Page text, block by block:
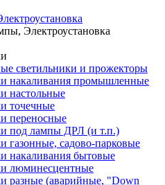
Электроустановка
светильники и прожекторы
накаливания промышленные
настольные
точечные
переносные
под лампы ДРЛ (и т.п.)
газонные, садово-парковые
накаливания бытовые
люминесцентные
разные (аварийные, "Down